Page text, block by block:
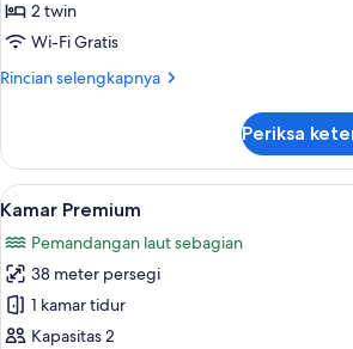
Tempat
Twin,
2 twin
Wi-Fi Gratis
Rincian selengkapnya
Rincian
Kamar
Premium,
2
Tidur
Twin,
pemandangan
kota
Periksa
Lihat
semua
foto
untuk
Kamar
Premium
Minibar,
3
Kamar Premium
Pemandangan laut sebagian
38 meter persegi
1 kamar tidur
Kapasitas 2